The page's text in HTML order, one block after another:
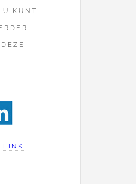
U KUNT
LINK